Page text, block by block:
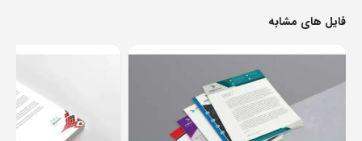
فایل های مشابه